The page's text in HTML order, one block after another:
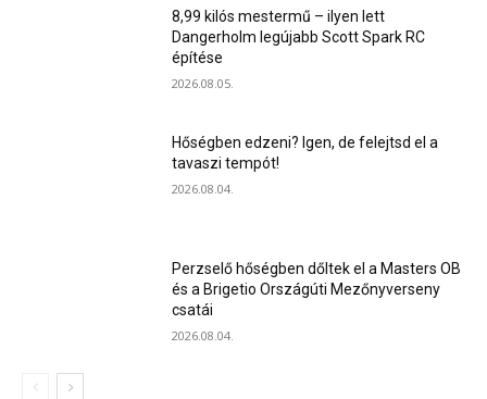
8,99 kilós mestermű – ilyen lett
Dangerholm legújabb Scott Spark RC
építése
2026.08.05.
Hőségben edzeni? Igen, de felejtsd el a
tavaszi tempót!
2026.08.04.
Perzselő hőségben dőltek el a Masters OB
és a Brigetio Országúti Mezőnyverseny
csatái
2026.08.04.